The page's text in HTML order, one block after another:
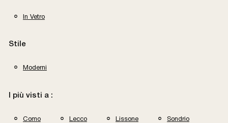
In Vetro
Stile
Moderni
I più visti a :
Como Lecco Lissone Sondrio